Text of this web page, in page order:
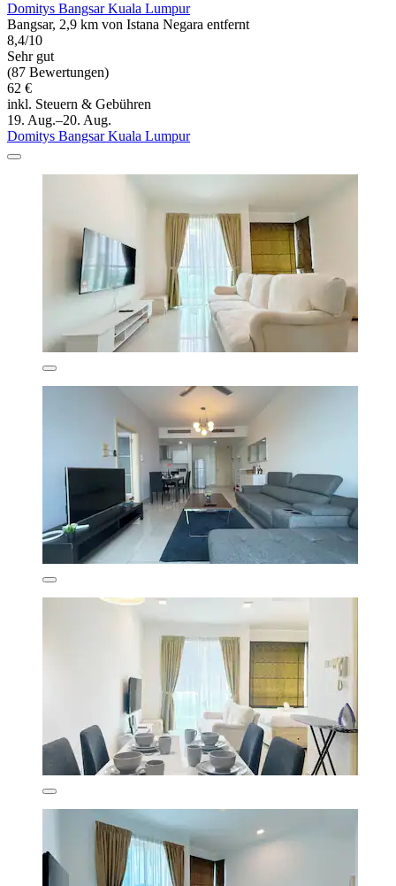
Domitys Bangsar Kuala Lumpur
Bangsar, 2,9 km von Istana Negara entfernt
8,4/10
Sehr gut
(87 Bewertungen)
62 €
inkl. Steuern & Gebühren
19. Aug.–20. Aug.
Domitys Bangsar Kuala Lumpur